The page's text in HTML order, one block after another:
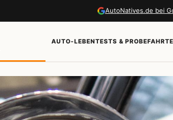
AutoNatives.de bei
AUTO-LEBENTESTS &